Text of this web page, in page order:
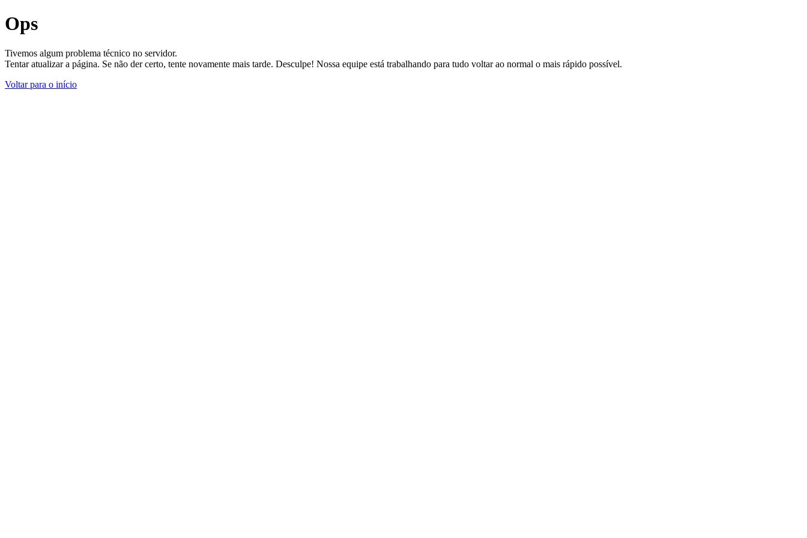
Ops
Tivemos algum problema técnico no servidor.
Tentar atualizar a página. Se não der certo, tente novamente mais tarde. Desculpe! Nossa equipe está trabalhando para tudo voltar ao normal o mais rápido possível.
Voltar para o início